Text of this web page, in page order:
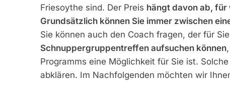
Friesoythe sind. Der Preis hängt davon ab, für
Grundsätzlich können Sie immer zwischen
Sie können auch den Coach fragen, der für
Schnuppergruppentreffen aufsuchen können
Programms eine Möglichkeit für Sie ist.
abklären. Im Nachfolgenden möchten wir